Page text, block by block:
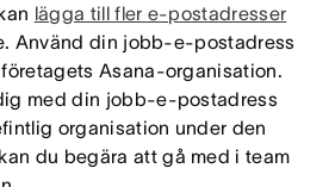
lägga till fler e-postadresser
Använd din jobb-e-postadress
Asana-organisation.
med din jobb-e-postadress
organisation under den
du begära att gå med i team